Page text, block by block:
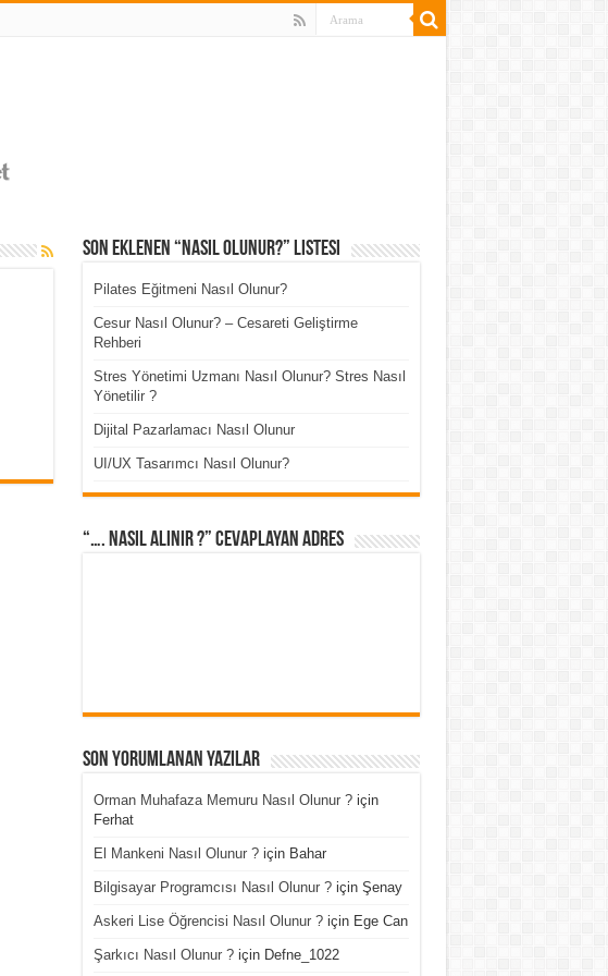
Son Eklenen “Nasıl Olunur?” Listesi
Pilates Eğitmeni Nasıl Olunur?
Cesur Nasıl Olunur? – Cesareti Geliştirme
Rehberi
Stres Yönetimi Uzmanı Nasıl Olunur? Stres Nasıl
Yönetilir ?
Dijital Pazarlamacı Nasıl Olunur
UI/UX Tasarımcı Nasıl Olunur?
“…. Nasıl Alınır ?” cevaplayan adres
Son Yorumlanan Yazılar
Orman Muhafaza Memuru Nasıl Olunur ?için
Ferhat
El Mankeni Nasıl Olunur ?için Bahar
Bilgisayar Programcısı Nasıl Olunur ?için Şenay
Askeri Lise Öğrencisi Nasıl Olunur ?için Ege Can
Şarkıcı Nasıl Olunur ?için Defne_1022